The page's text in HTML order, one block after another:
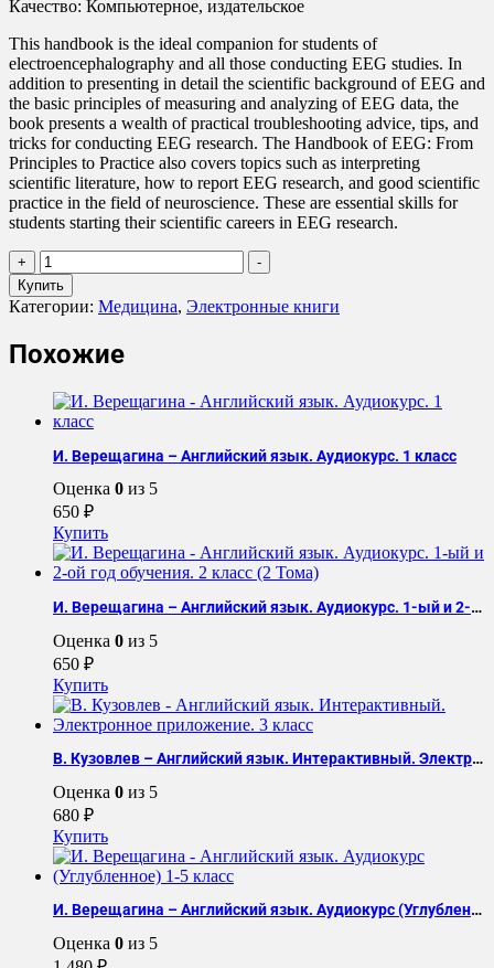
Качество: Компьютерное, издательское
This handbook is the ideal companion for students of
electroencephalography and all those conducting EEG studies. In
addition to presenting in detail the scientific background of EEG and
the basic principles of measuring and analyzing of EEG data, the
book presents a wealth of practical troubleshooting advice, tips, and
tricks for conducting EEG research. The Handbook of EEG: From
Principles to Practice also covers topics such as interpreting
scientific literature, how to report EEG research, and good scientific
practice in the field of neuroscience. These are essential skills for
students starting their scientific careers in EEG research.
+
Количество
товара
Tracy
Warbrick
The
Handbook
-
Купить
Категории: Медицина, Электронные книги
Похожие
И. Верещагина – Английский язык. Аудиокурс. 1 класс
Оценка 0 из 5
650 ₽
Купить
И. Верещагина – Английский язык. Аудиокурс. 1-ый и 2-ой год обучения. 2 класс (2 Тома)
Оценка 0 из 5
650 ₽
Купить
В. Кузовлев – Английский язык. Интерактивный. Электронное приложение. 3 класс
Оценка 0 из 5
680 ₽
Купить
И. Верещагина – Английский язык. Аудиокурс (Углубленное) 1-5 класс
Оценка 0 из 5